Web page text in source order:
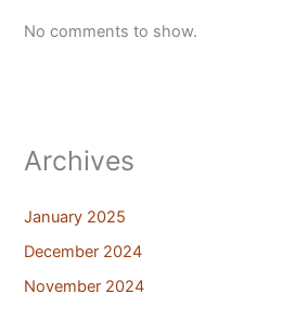
No comments to show.
Archives
January 2025
December 2024
November 2024